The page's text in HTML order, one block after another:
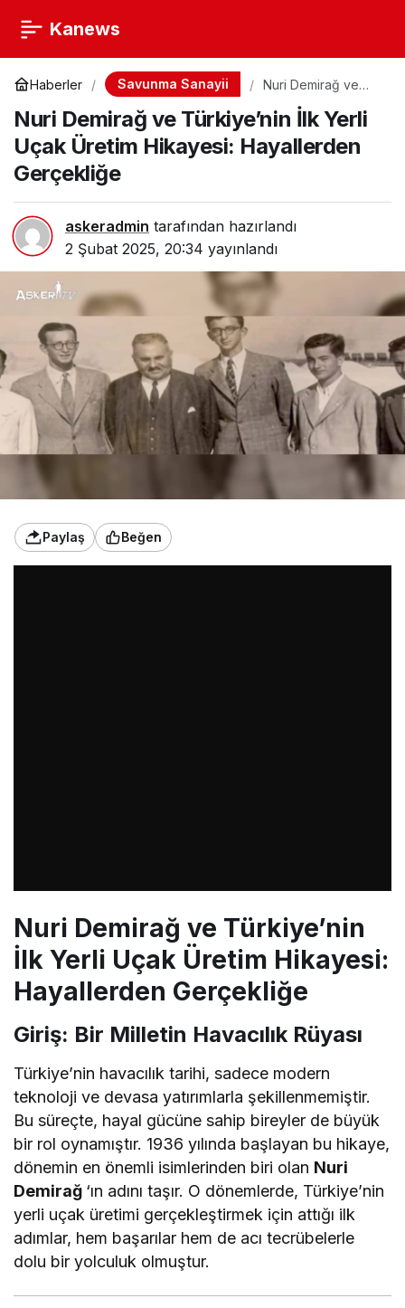
Kanews
Haberler Savunma Sanayii
Nuri Demirağ ve
Uçak Üretim
Hikayesi:
Hayallerden
Gerçekliğe
Nuri Demirağ ve Türkiye’nin İlk Yerli
Uçak Üretim Hikayesi: Hayallerden
Gerçekliğe
askeradmin tarafından hazırlandı
2 Şubat 2025, 20:34 yayınlandı
Paylaş Beğen
Nuri Demirağ ve Türkiye’nin
İlk Yerli Uçak Üretim Hikayesi:
Hayallerden Gerçekliğe
Giriş: Bir Milletin Havacılık Rüyası
Türkiye’nin havacılık tarihi, sadece modern
teknoloji ve devasa yatırımlarla şekillenmemiştir.
Bu süreçte, hayal gücüne sahip bireyler de büyük
bir rol oynamıştır. 1936 yılında başlayan bu hikaye,
dönemin en önemli isimlerinden biri olan Nuri
Demirağ ‘ın adını taşır. O dönemlerde, Türkiye’nin
yerli uçak üretimi gerçekleştirmek için attığı ilk
adımlar, hem başarılar hem de acı tecrübelerle
dolu bir yolculuk olmuştur.